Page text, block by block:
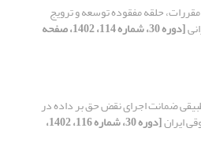
حلقه مفقوده توسعه و ترویج
[دوره 30، شماره 114، 1402، صفحه
ضمانت اجرای نقض حق بر داده در
ایران [دوره 30، شماره 116، 1402،